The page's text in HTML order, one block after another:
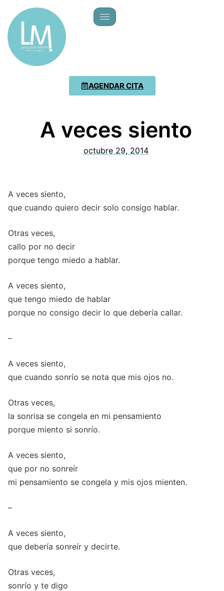
AGENDAR CITA
A veces siento
octubre 29, 2014
A veces siento,
que cuando quiero decir solo consigo hablar.
Otras veces,
callo por no decir
porque tengo miedo a hablar.
A veces siento,
que tengo miedo de hablar
porque no consigo decir lo que debería callar.
–
A veces siento,
que cuando sonrío se nota que mis ojos no.
Otras veces,
la sonrisa se congela en mi pensamiento
porque miento si sonrío.
A veces siento,
que por no sonreír
mi pensamiento se congela y mis ojos mienten.
–
A veces siento,
que debería sonreír y decirte.
Otras veces,
sonrío y te digo